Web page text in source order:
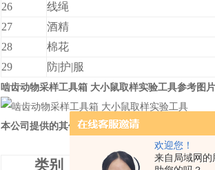
欢迎您！
来自局域网
26
线绳
27
酒精
28
棉花
29
防|护|服
啮齿动物采样工具箱 大小鼠取样实验工具参考图
本公司提供的其他相关配套产品参数如下：
类别 名称